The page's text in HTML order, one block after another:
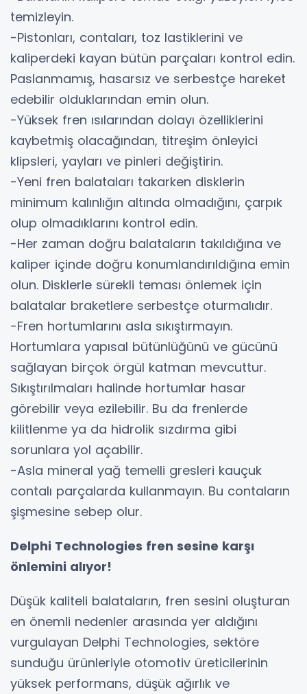
temizleyin.
-Pistonları, contaları, toz lastiklerini ve
kaliperdeki kayan bütün parçaları kontrol edin.
Paslanmamış, hasarsız ve serbestçe hareket
edebilir olduklarından emin olun.
-Yüksek fren ısılarından dolayı özelliklerini
kaybetmiş olacağından, titreşim önleyici
klipsleri, yayları ve pinleri değiştirin.
-Yeni fren balataları takarken disklerin
minimum kalınlığın altında olmadığını, çarpık
olup olmadıklarını kontrol edin.
-Her zaman doğru balataların takıldığına ve
kaliper içinde doğru konumlandırıldığına emin
olun. Disklerle sürekli teması önlemek için
balatalar braketlere serbestçe oturmalıdır.
-Fren hortumlarını asla sıkıştırmayın.
Hortumlara yapısal bütünlüğünü ve gücünü
sağlayan birçok örgül katman mevcuttur.
Sıkıştırılmaları halinde hortumlar hasar
görebilir veya ezilebilir. Bu da frenlerde
kilitlenme ya da hidrolik sızdırma gibi
sorunlara yol açabilir.
-Asla mineral yağ temelli gresleri kauçuk
contalı parçalarda kullanmayın. Bu contaların
şişmesine sebep olur.
Delphi Technologies fren sesine karşı
önlemini alıyor!
Düşük kaliteli balataların, fren sesini oluşturan
en önemli nedenler arasında yer aldığını
vurgulayan Delphi Technologies, sektöre
sunduğu ürünleriyle otomotiv üreticilerinin
yüksek performans, düşük ağırlık ve